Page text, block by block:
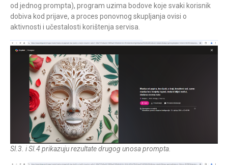
od jednog prompta), program uzima bodove koje svaki korisnik
dobiva kod prijave, a proces ponovnog skupljanja ovisi o
aktivnosti i učestalosti korištenja servisa.
Sl.3. i Sl.4 prikazuju rezultate drugog unosa prompta.